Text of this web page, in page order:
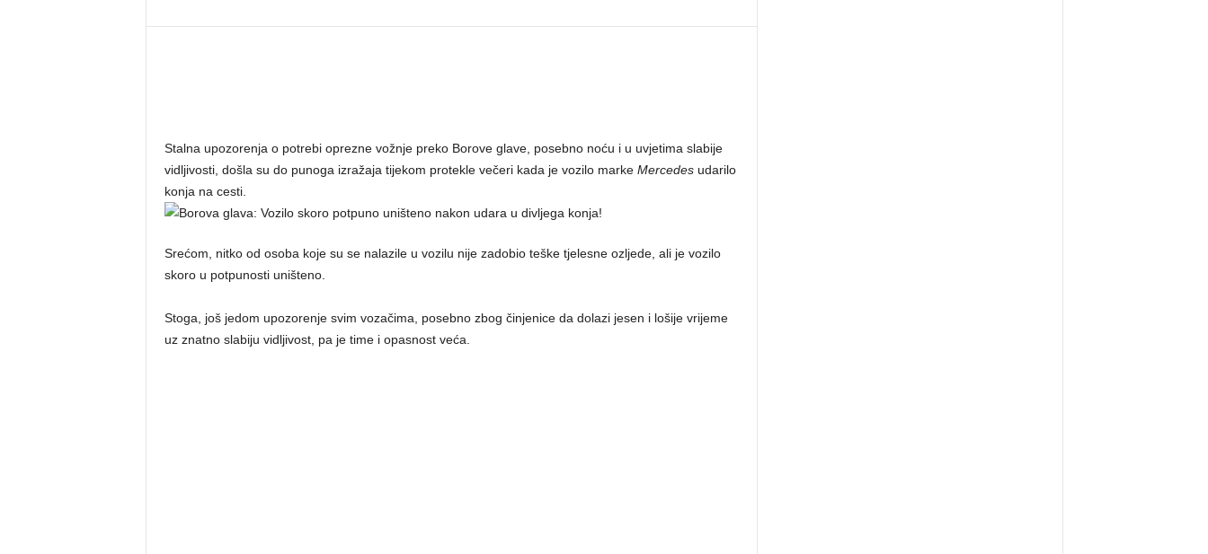
Stalna upozorenja o potrebi oprezne vožnje preko Borove glave, posebno noću i u uvjetima slabije
vidljivosti, došla su do punoga izražaja tijekom protekle večeri kada je vozilo marke Mercedesudarilo
konja na cesti.
Srećom, nitko od osoba koje su se nalazile u vozilu nije zadobio teške tjelesne ozljede, ali je vozilo
skoro u potpunosti uništeno.
Stoga, još jedom upozorenje svim vozačima, posebno zbog činjenice da dolazi jesen i lošije vrijeme
uz znatno slabiju vidljivost, pa je time i opasnost veća.